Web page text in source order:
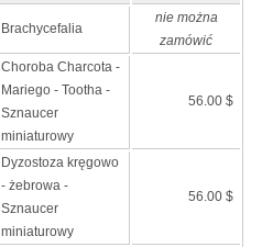
Brachycefalia
nie można
zamówić
Choroba Charcota -
Mariego - Tootha -
Sznaucer
miniaturowy
56.00 $
Dyzostoza kręgowo
- żebrowa -
Sznaucer
miniaturowy
56.00 $